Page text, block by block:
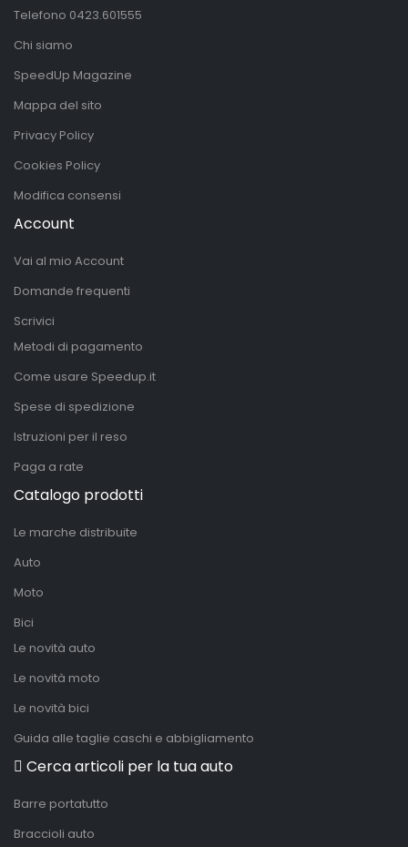
Telefono 0423.601555
Chi siamo
SpeedUp Magazine
Mappa del sito
Privacy Policy
Cookies Policy
Modifica consensi
Account
Vai al mio Account
Domande frequenti
Scrivici
Metodi di pagamento
Come usare Speedup.it
Spese di spedizione
Istruzioni per il reso
Paga a rate
Catalogo prodotti
Le marche distribuite
Auto
Moto
Bici
Le novità auto
Le novità moto
Le novità bici
Guida alle taglie caschi e abbigliamento
Cerca articoli per la tua auto
Barre portatutto
Braccioli auto